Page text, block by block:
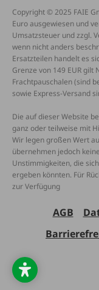
Copyright © 2025 FAIE
Euro ausgewiesen und
Umsatzsteuer und zzgl.
wenn nicht anders
Ersatzteilen handelt es
Grenze von 149 EUR
Frachtpauschalen (sind
sowie Express-Versand
Die auf dieser Website
ganz oder teilweise mit
Wir legen großen Wert
übernehmen jedoch
Unstimmigkeiten, die
ergeben könnten. Für
zur Verfügung
AGB